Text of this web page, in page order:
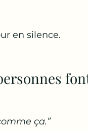
en silence.
ça.”